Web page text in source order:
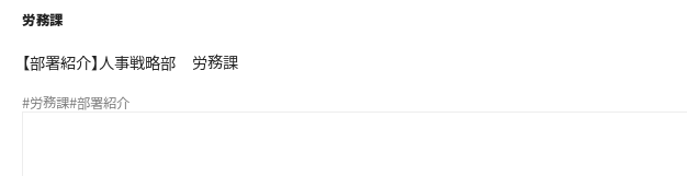
労務課
【部署紹介】人事戦略部 労務課
#労務課#部署紹介